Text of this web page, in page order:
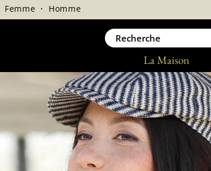
La Maison
Femme · Homme